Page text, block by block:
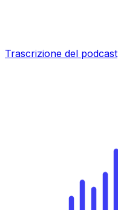
Trascrizione del podcast